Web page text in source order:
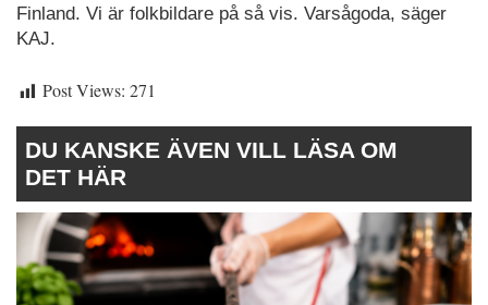
Finland. Vi är folkbildare på så vis. Varsågoda, säger
KAJ.
Post Views: 271
DU KANSKE ÄVEN VILL LÄSA OM
DET HÄR